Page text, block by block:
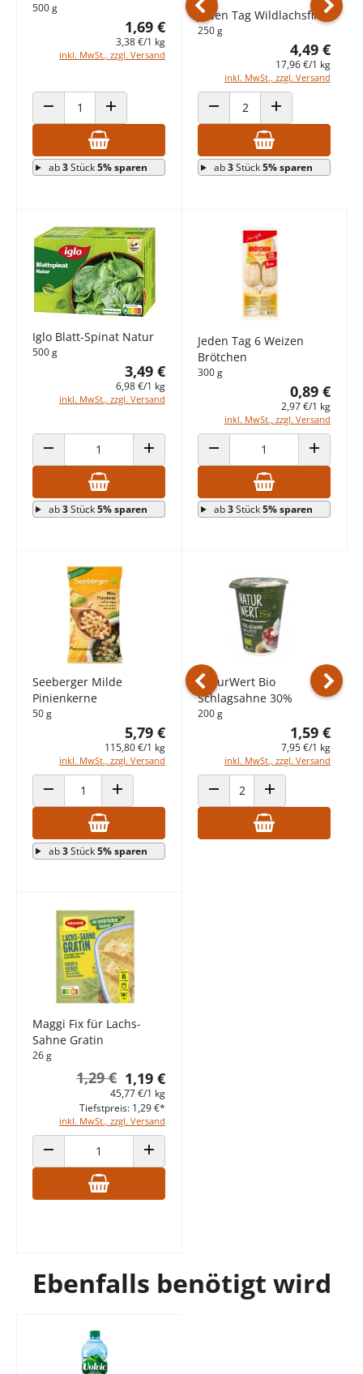
500 g
1,69 €
3,38 €/1 kg
inkl. MwSt., zzgl. Versand
ANZAHL VERRINGERNANZAHL ERHÖHEN
ab3Stück5% sparen
Jeden Tag Wildlachsfilet
250 g
4,49 €
17,96 €/1 kg
inkl. MwSt., zzgl. Versand
ANZAHL VERRINGERNANZAHL ERHÖHEN
ab3Stück5% sparen
Vorheriges Produkt
Iglo Blatt-Spinat Natur
500 g
3,49 €
6,98 €/1 kg
inkl. MwSt., zzgl. Versand
ANZAHL VERRINGERN ANZAHL ERHÖHEN
ab3Stück5% sparen
Jeden Tag 6 Weizen
Brötchen
300 g
0,89 €
2,97 €/1 kg
inkl. MwSt., zzgl. Versand
ANZAHL VERRINGERN ANZAHL
ab3Stück5% sparen
Seeberger Milde
Pinienkerne
50 g
5,79 €
115,80 €/1 kg
inkl. MwSt., zzgl. Versand
ANZAHL VERRINGERNANZAHL ERHÖHEN
ab3Stück5% sparen
NaturWert Bio
Schlagsahne 30%
200 g
1,59 €
7,95 €/1 kg
inkl. MwSt., zzgl. Versand
ANZAHL VERRINGERN
ANZAHL ERHÖHEN
Vorheriges Produkt
Maggi Fix für Lachs-
Sahne Gratin
26 g
1,19 €
1,29 €
45,77 €/1 kg
inkl. MwSt., zzgl. Versand
Tiefstpreis: 1,29 €*
ANZAHL VERRINGERN ANZAHL ERHÖHEN
Ebenfalls benötigt wird